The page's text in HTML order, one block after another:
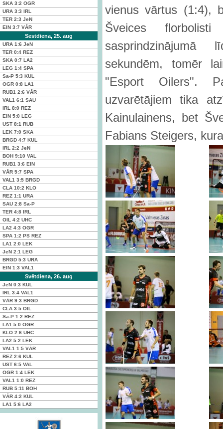
SKA 3:2 OGR
URA 3:3 IRL
TER 2:3 JeN
EIN 3:7 VĀR
Sestdiena, 25. aug
URA 1:6 JeN
TER 0:4 REZ
SKA 0:7 LA2
LEG 1:4 SPA
Sa-P 5:3 KUL
OGR 0:8 LA1
RUB1 2:6 VĀR
VAL1 6:1 SAU
IRL 8:0 REZ
EIN 5:0 LEG
UST 8:1 RUB
LEK 7:0 SKA
BRGD 4:7 KUL
IRL 2:2 JeN
BOH 9:10 VAL
RUB1 3:6 EIN
VĀR 5:7 SPA
VAL1 3:5 BRGD
CLA 10:2 KLO
REZ 1:1 URA
SAU 2:8 Sa-P
TER 4:8 IRL
OIL 4:2 UHC
LA2 4:3 OGR
SPA 1:2 PS REZ
LA1 2:0 LEK
JeN 2:1 LEG
BRGD 5:3 URA
EIN 1:3 VAL1
Svētdiena, 26. aug
JeN 0:3 KUL
IRL 3:4 VAL1
VĀR 9:3 BRGD
CLA 3:5 OIL
Sa-P 1:2 REZ
LA1 5:0 OGR
KLO 2:6 UHC
LA2 5:2 LEK
VAL1 1:5 VĀR
REZ 2:6 KUL
UST 6:5 VAL
OGR 1:4 LEK
VAL1 1:0 REZ
RUB 5:11 BOH
VĀR 4:2 KUL
LA1 5:6 LA2
vienus vārtus (1:4),
Šveices
sekundēm, tomēr
"Esport Oilers".
uzvarētājiem tika
Kainulainens, bet
Fabians Steigers,